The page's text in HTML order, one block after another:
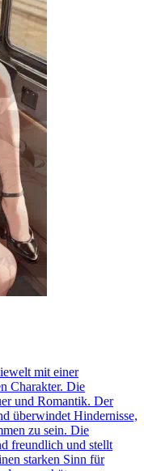
mit einer
Charakter. Die
und Romantik. Der
überwindet Hindernisse,
zu sein. Die
freundlich und stellt
starken Sinn für